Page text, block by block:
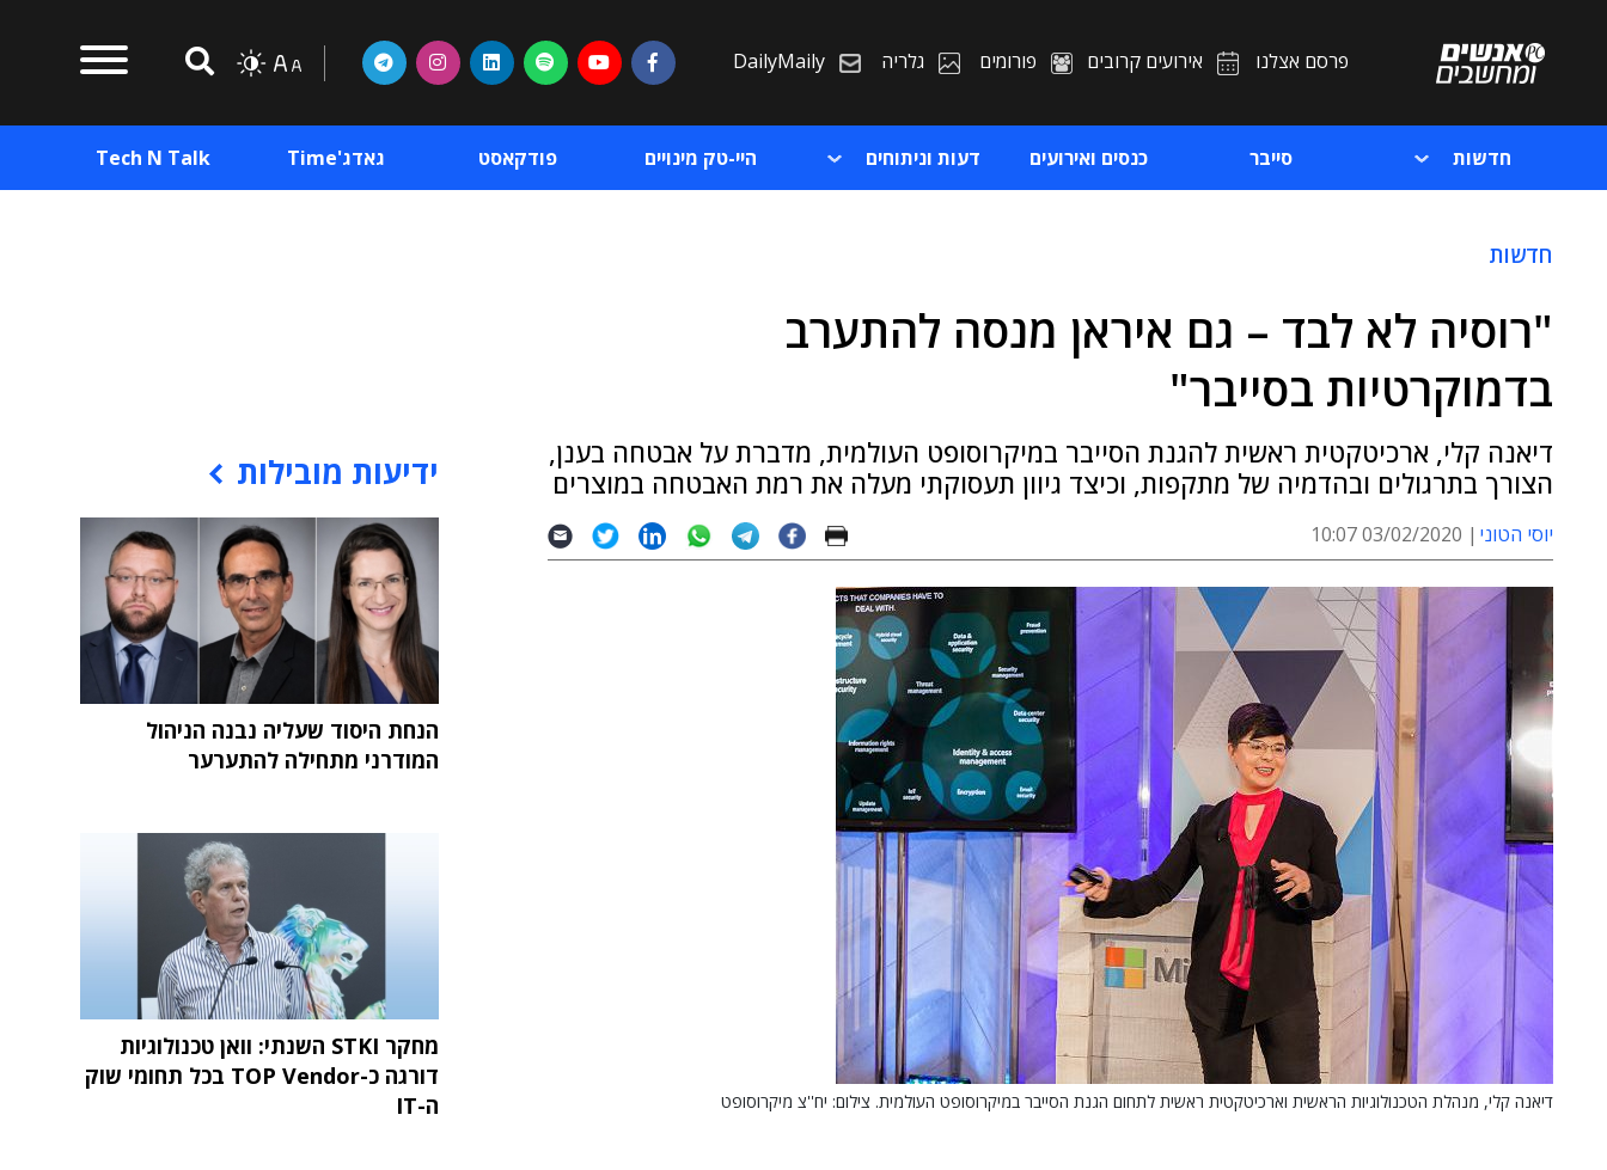
פרסם אצלנו אירועים קרובים פורומים גלריה DailyMaily
חדשות סייבר כנסים ואירועים דעות וניתוחים היי-טק מינויים פודקאסט גאדג'Time Tech N Talk
חדשות
"רוסיה לא לבד – גם איראן מנסה להתערב
בדמוקרטיות בסייבר"
דיאנה קלי, ארכיטקטית ראשית להגנת הסייבר במיקרוסופט העולמית, מדברת על אבטחה בענן,
הצורך בתרגולים ובהדמיה של מתקפות, וכיצד גיוון תעסוקתי מעלה את רמת האבטחה במוצרים
יוסי הטוני 03/02/2020 10:07
דיאנה קלי, מנהלת הטכנולוגיות הראשית וארכיטקטית ראשית לתחום הגנת הסייבר במיקרוסופט העולמית. צילום: יח''צ מיקרוסופט
ידיעות מובילות
הנחת היסוד שעליה נבנה הניהול
המודרני מתחילה להתערער
מחקר STKI השנתי: וואן טכנולוגיות
דורגה כ-TOP Vendor בכל תחומי שוק
ה-IT